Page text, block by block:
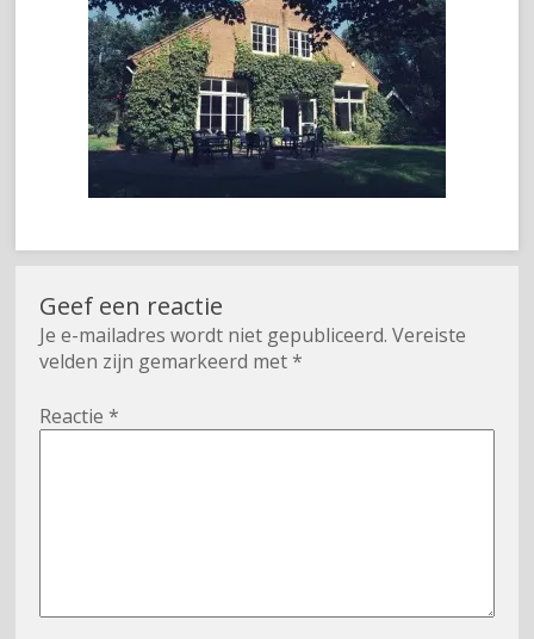
Geef een reactie
Je e-mailadres wordt niet gepubliceerd. Vereiste
velden zijn gemarkeerd met*
Reactie*